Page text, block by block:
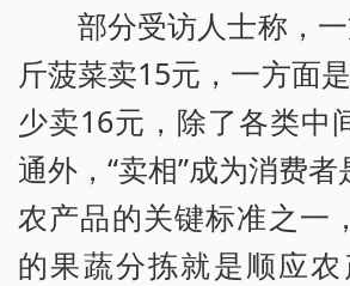
部分受访人士称，一
斤菠菜卖15元，一方面
少卖16元，除了各类中
通外，“卖相”成为消费
农产品的关键标准之一
的果蔬分拣就是顺应